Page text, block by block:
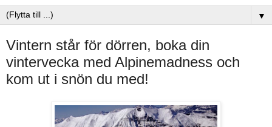
▼
Vintern står för dörren, boka din
vintervecka med Alpinemadness och
kom ut i snön du med!